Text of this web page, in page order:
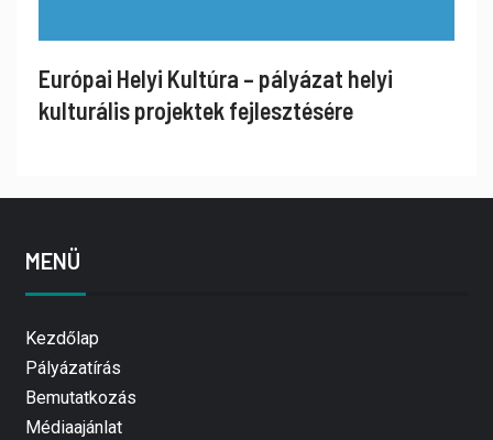
Európai Helyi Kultúra – pályázat helyi
kulturális projektek fejlesztésére
MENÜ
Kezdőlap
Pályázatírás
Bemutatkozás
Médiaajánlat